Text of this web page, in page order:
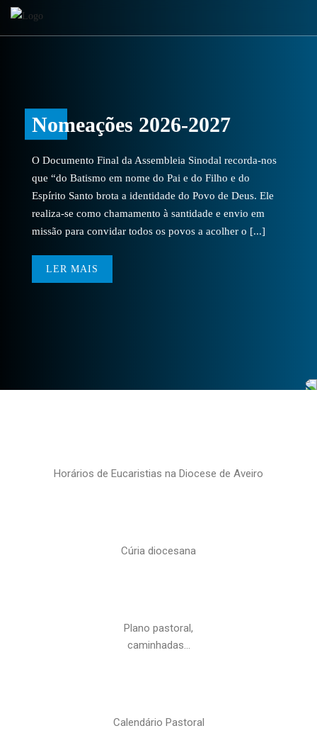
Nomeações 2026-2027
O Documento Final da Assembleia Sinodal recorda-nos
que “do Batismo em nome do Pai e do Filho e do
Espírito Santo brota a identidade do Povo de Deus. Ele
realiza-se como chamamento à santidade e envio em
missão para convidar todos os povos a acolher o [...]
LER MAIS
Horários de Eucaristias na Diocese de Aveiro
Cúria diocesana
Plano pastoral,
caminhadas…
Calendário Pastoral